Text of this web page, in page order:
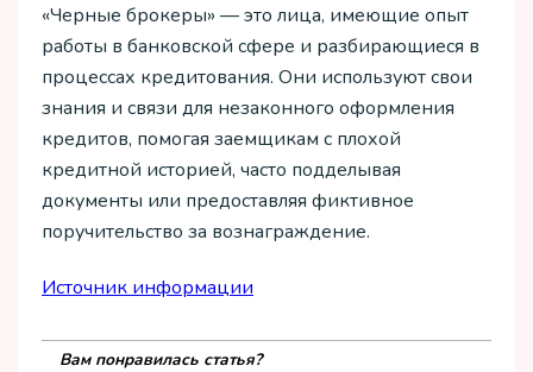
«Черные брокеры» — это лица, имеющие опыт
работы в банковской сфере и разбирающиеся в
процессах кредитования. Они используют свои
знания и связи для незаконного оформления
кредитов, помогая заемщикам с плохой
кредитной историей, часто подделывая
документы или предоставляя фиктивное
поручительство за вознаграждение.
Источник информации
Вам понравилась статья?